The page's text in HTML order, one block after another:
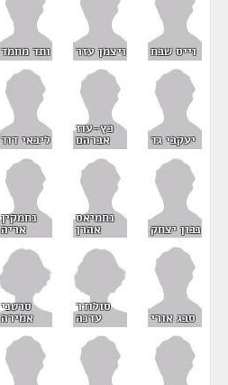
וייס שבח ויצמן עזר ותד מחמד
יעקבי גד
כץ-עוז
אברהם ליבאי דוד
נבון יצחק
נחמיאס
אהרן
נחמקין
אריה
סבג אורי
סולודר
עדנה
סרטני
אמירה